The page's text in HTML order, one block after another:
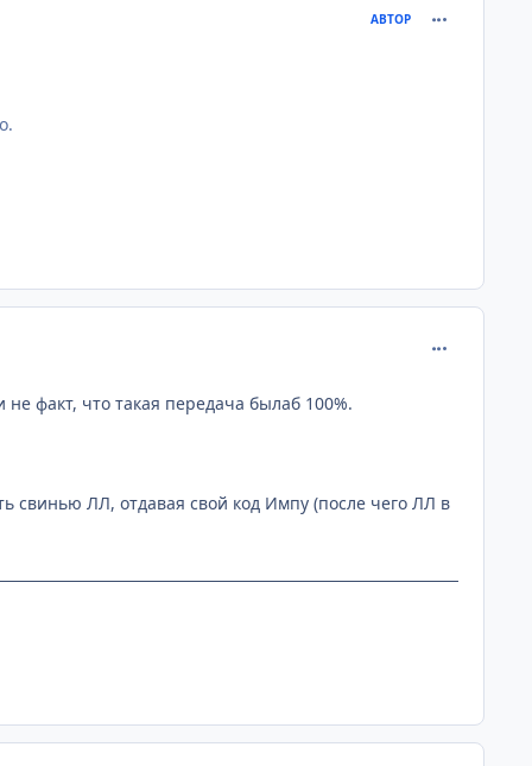
АВТОР
факт, что такая передача былаб 100%.
свинью ЛЛ, отдавая свой код Импу (после чего ЛЛ в